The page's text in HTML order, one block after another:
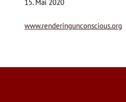
15. Mai 2020
www.renderingunconscious.org